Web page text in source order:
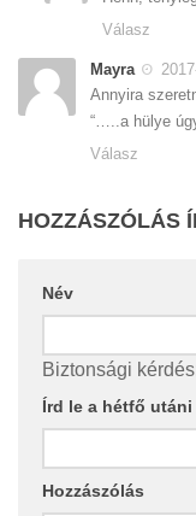
Válasz
Mayra
Annyira
“…..a hülye
Válasz
HOZZÁSZÓLÁS
Név
Biztonsági
Írd le a hétfő
Hozzászólás